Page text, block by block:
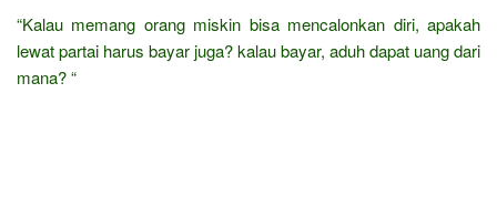
“Kalau memang orang miskin bisa mencalonkan diri, apakah
lewat partai harus bayar juga? kalau bayar, aduh dapat uang dari
mana? “